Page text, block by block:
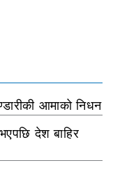
आमाको निधन
देश बाहिर